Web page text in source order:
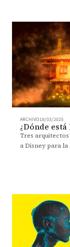
ARCHIVO18/03/2025
¿Dónde
Tres
a Disney para